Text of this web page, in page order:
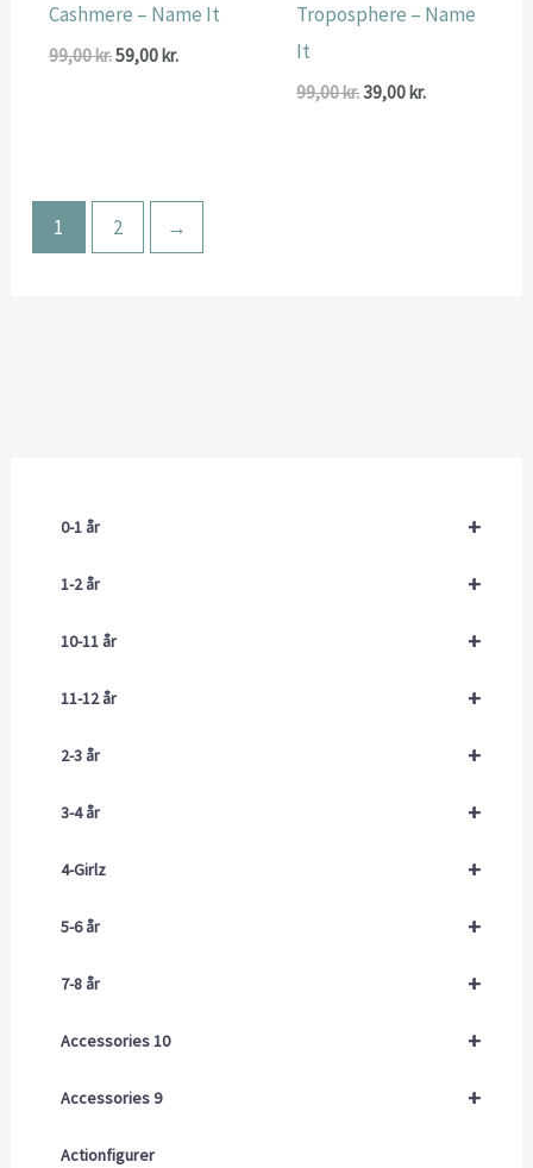
+
0-1 år
+
1-2 år
+
10-11 år
+
11-12 år
+
2-3 år
+
3-4 år
+
4-Girlz
+
5-6 år
+
7-8 år
+
Accessories 10
+
Accessories 9
Actionfigurer
Cashmere – Name It
99,00kr.Den
59,00kr.Den
Troposphere – Name
It
99,00kr. Den
39,00kr.Den
1 2 →